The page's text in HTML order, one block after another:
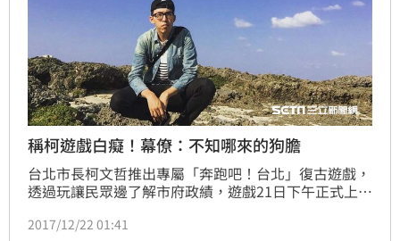
稱柯遊戲白癡！幕僚：不知哪來的狗膽
台北市長柯文哲推出專屬「奔跑吧！台北」復古遊戲，
透過玩讓民眾邊了解市府政績，遊戲21日下午正式上線
量，平均瀏覽5分鐘以上！柯市長專屬小編柯昱安透
2017/12/22 01:41